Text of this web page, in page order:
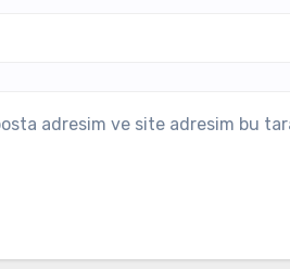
adresim ve site adresim bu